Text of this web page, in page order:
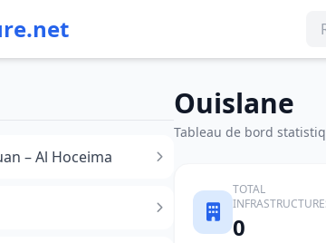
– Al Hoceima
Ouislane
Tableau de bord
TOTAL
0